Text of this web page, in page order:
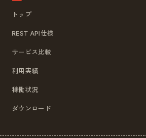
トップ
REST API仕様
サービス比較
利用実績
稼働状況
ダウンロード